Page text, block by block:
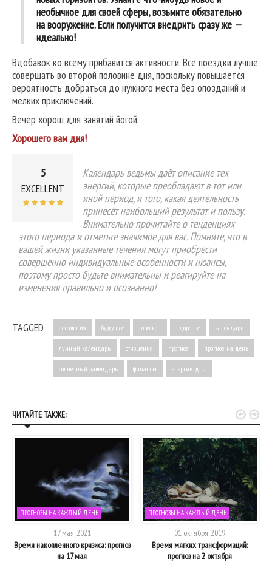
необычное для своей сферы, возьмите обязательно
на вооружение. Если получится внедрить сразу же —
идеально!
Вдобавок ко всему прибавится активности. Все поездки лучше
совершать во второй половине дня, поскольку повышается
вероятность добраться до нужного места без опозданий и
мелких приключений.
Вечер хорош для занятий йогой.
Хорошего вам дня!
5
EXCELLENT
Календарь ведьмы даёт описание тех
энергий, которые преобладают в тот или
иной период, и того, какая деятельность
принесёт наибольший результат и пользу.
Внимательно прочитайте о тенденциях
этого периода и отметьте значимое для вас. Помните, что в
вашей жизни указанные течения могут приобрести
совершенно индивидуальные особенности и нюансы,
поэтому просто будьте внимательны и реагируйте на
изменения правильно и осознанно!
TAGGED астрология будущее гороскоп здоровье календарь
лунный календарь отношения прогноз прогноз на день
солнечный календарь финансы энергии дня
ЧИТАЙТЕ ТАКЖЕ:
ПРОГНОЗЫ НА КАЖДЫЙ ДЕНЬ
17 мая, 2021
Время накопленного кризиса: прогноз
на 17 мая
ПРОГНОЗЫ НА КАЖДЫЙ ДЕНЬ
01 октября, 2019
Время мягких трансформаций:
прогноз на 2 октября
 